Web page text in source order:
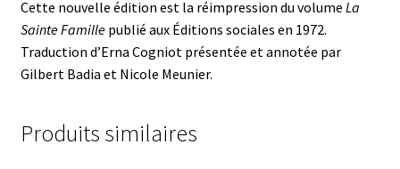
Cette nouvelle édition est la réimpression du volume La
Sainte Famillepublié aux Éditions sociales en 1972.
Traduction d’Erna Cogniot présentée et annotée par
Gilbert Badia et Nicole Meunier.
Produits similaires